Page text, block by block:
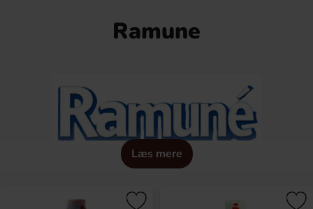
Ramune
Læs mere